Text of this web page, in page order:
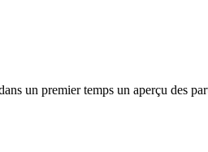
un premier temps un aperçu des